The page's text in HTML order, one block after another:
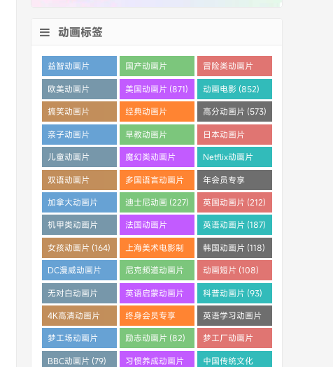
动画标签
益智动画片
(1530)
国产动画片
(1359)
冒险类动画片
(1260)
欧美动画片
(1016)
美国动画片 (871) 动画电影 (852)
搞笑动画片
(825)
经典动画片
(694)
高分动画片 (573)
亲子动画片
(389)
早教动画片
(386)
日本动画片
(359)
儿童动画片
(350)
魔幻类动画片
(286)
Netflix动画片
(280)
双语动画片
(253)
多国语言动画片
(242)
年会员专享
(233)
加拿大动画片
(228)
迪士尼动画 (227) 英国动画片 (212)
机甲类动画片
(205)
法国动画片
(204)
英语动画片 (187)
女孩动画片 (164)
上海美术电影制
片厂 (121)
韩国动画片 (118)
DC漫威动画片
(112)
尼克频道动画片
(108)
动画短片 (108)
无对白动画片
(96)
英语启蒙动画片
(95)
科普动画片 (93)
4K高清动画片
(91)
终身会员专享
(88)
英语学习动画片
(83)
梦工场动画片
(83)
励志动画片 (82)
梦工厂动画片
(81)
BBC动画片 (79)
习惯养成动画片
中国传统文化